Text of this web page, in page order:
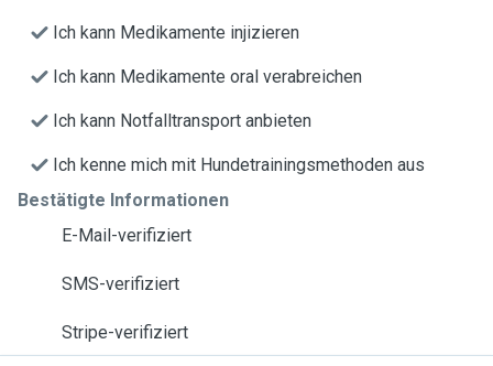
Ich kann Medikamente injizieren
Ich kann Medikamente oral verabreichen
Ich kann Notfalltransport anbieten
Ich kenne mich mit Hundetrainingsmethoden aus
Bestätigte Informationen
E-Mail-verifiziert
SMS-verifiziert
Stripe-verifiziert